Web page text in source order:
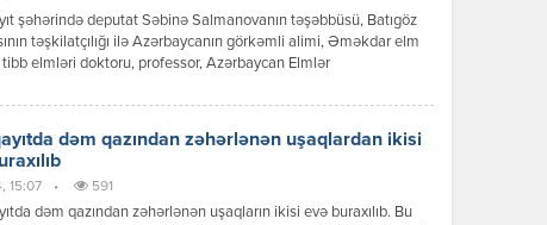
şəhərində deputat Səbinə Salmanovanın təşəbbüsü, Batıgöz
təşkilatçılığı ilə Azərbaycanın görkəmli alimi, Əməkdar elm
elmləri doktoru, professor, Azərbaycan Elmlər
şəhid ailələri, qazilər, müharibə iştirakçıları və aztəminatlı ailələr
Lideri Heydər Əliyev, görkəmli oftalmoloq-alim, […]
dəm qazından zəhərlənən uşaqlardan ikisi
15:07 • 591
dəm qazından zəhərlənən uşaqların ikisi evə buraxılıb. Bu